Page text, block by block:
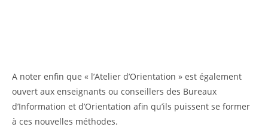
A noter enfin que « l’Atelier d’Orientation » est également
ouvert aux enseignants ou conseillers des Bureaux
d’Information et d’Orientation afin qu’ils puissent se former
à ces nouvelles méthodes.